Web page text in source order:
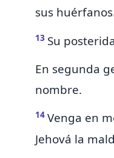
sus
13 Su
En segunda
nombre.
14 Venga en
Jehová la